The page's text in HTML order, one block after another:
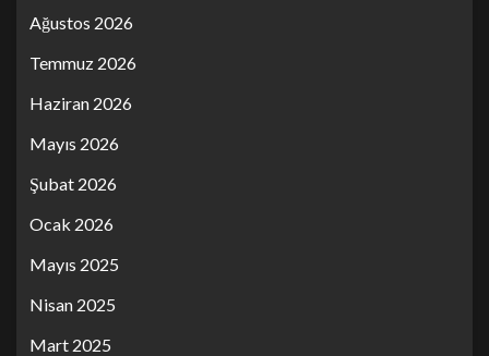
Ağustos 2026
Temmuz 2026
Haziran 2026
Mayıs 2026
Şubat 2026
Ocak 2026
Mayıs 2025
Nisan 2025
Mart 2025